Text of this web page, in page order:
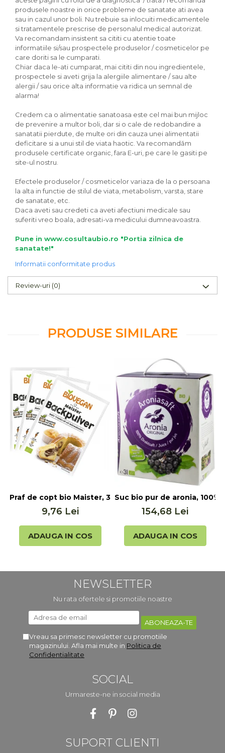
produsele noastre in orice probleme de sanatate ati avea
sau in cazul unor boli. Nu trebuie sa inlocuiti medicamentele
si tratamentele prescrise de personalul medical autorizat.
Va recomandam insistent sa cititi cu atentie toate
informatiile si/sau prospectele produselor / cosmeticelor pe
care doriti sa le cumparati.
Chiar daca le-ati cumparat, mai cititi din nou ingredientele,
prospectele si aveti grija la alergiile alimentare / sau alte
alergii / sau orice alta informatie va ridica un semnal de
alarma!
Credem ca o alimentatie sanatoasa este cel mai bun mijloc
de prevenire a multor boli, dar si o cale de redobandire a
sanatatii pierdute, de multe ori din cauza unei alimentatii
deficitare si a unui stil de viata haotic. Va recomandăm
produsele certificate organic, fara E-uri, pe care le gasiti pe
site-ul nostru.
Efectele produselor / cosmeticelor variaza de la o persoana
la alta in functie de stilul de viata, metabolism, varsta, stare
de sanatate, etc.
Daca aveti sau credeti ca aveti afectiuni medicale sau
suferiti vreo boala, adresati-va medicului dumneavoastra.
Pune in www.cosultaubio.ro "Portia zilnica de
sanatate!"
Informatii conformitate produs
Review-uri (0)
PRODUSE SIMILARE
Praf de copt bio Maister, 3x17g Biovegan
9,76 Lei
ADAUGA IN COS
Suc bio pur de aronia, 100%
154,68 Lei
ADAUGA IN COS
NEWSLETTER
Nu rata ofertele si promotiile noastre
Vreau sa primesc newsletter cu promotiile
magazinului. Afla mai multe in Politica de
Confidentialitate
SOCIAL
Urmareste-ne in social media
SUPORT CLIENTI